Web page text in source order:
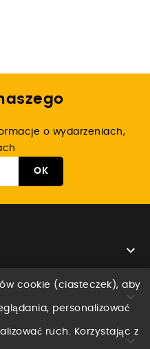
o wydarzeniach,



cookie (ciasteczek), aby
personalizować
ruch. Korzystając z